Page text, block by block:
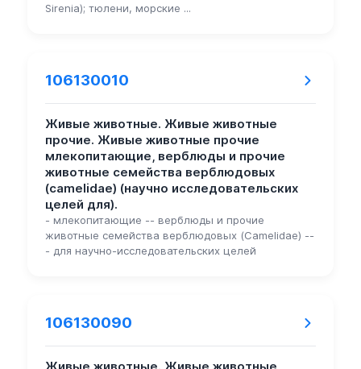
Sirenia); тюлени, морские ...
106130010
Живые животные. Живые животные
прочие. Живые животные прочие
млекопитающие, верблюды и прочие
животные семейства верблюдовых
(camelidae) (научно исследовательских
целей для).
- млекопитающие -- верблюды и прочие
животные семейства верблюдовых (Camelidae) --
- для научно-исследовательских целей
106130090